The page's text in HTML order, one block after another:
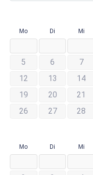
Mo Di Mi
5
6 7
12
13 14
19
20 21
26
27 28
Mo Di Mi